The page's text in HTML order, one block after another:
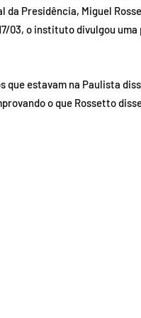
Presidência, Miguel
03, o instituto divulgou
que estavam na Paulista
o que Rossetto